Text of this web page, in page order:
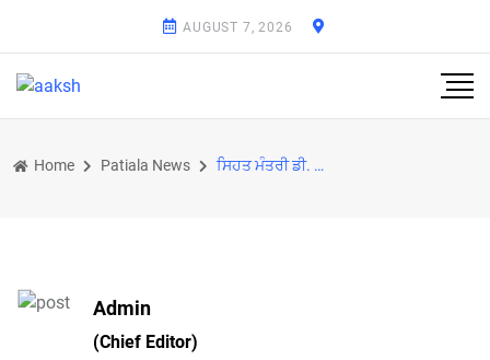
AUGUST 7, 2026
Home Patiala News ਸਿਹਤ ਮੰਤਰੀ ਡੀ. ਸੀ. ਨਾਲ ਡਰੇਨੇਜ ਪ੍ਰਬੰਧ ਦਾ ਲਿਆ ਜਾਇਜ਼ਾ
Admin
(Chief Editor)